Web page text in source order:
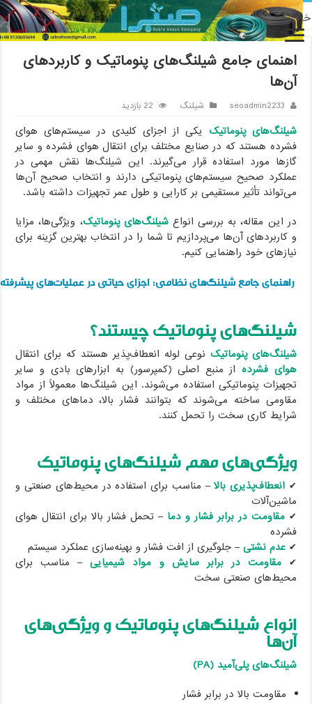
/ شیلنگ / اهنمای جامع شیلنگ‌های پنوماتیک و کاربردهای آن‌ها
اهنمای جامع شیلنگ‌های پنوماتیک و کاربردهای
آن‌ها
seoadmin2233 شیلنگ 22 بازدید
شیلنگ‌های پنوماتیکیکی از اجزای کلیدی در سیستم‌های هوای
فشرده هستند که در صنایع مختلف برای انتقال هوای فشرده و سایر
گازها مورد استفاده قرار می‌گیرند. این شیلنگ‌ها نقش مهمی در
عملکرد صحیح سیستم‌های پنوماتیکی دارند و انتخاب صحیح آن‌ها
می‌تواند تأثیر مستقیمی بر کارایی و طول عمر تجهیزات داشته باشد.
در این مقاله، به بررسی انواعشیلنگ‌های پنوماتیک، ویژگی‌ها، مزایا
و کاربردهای آن‌ها می‌پردازیم تا شما را در انتخاب بهترین گزینه برای
نیازهای خود راهنمایی کنیم.
راهنمای جامع شیلنگ‌های نظامی: اجزای حیاتی در عملیات‌های پیشرفته
شیلنگ‌های پنوماتیک چیستند؟
شیلنگ‌های پنوماتیکنوعی لوله انعطاف‌پذیر هستند که برای انتقال
هوای فشردهاز منبع اصلی (کمپرسور) به ابزارهای بادی و سایر
تجهیزات پنوماتیکی استفاده می‌شوند. این شیلنگ‌ها معمولاً از مواد
مقاومی ساخته می‌شوند که بتوانند فشار بالا، دماهای مختلف و
شرایط کاری سخت را تحمل کنند.
ویژگی‌های مهم شیلنگ‌های پنوماتیک
✔انعطاف‌پذیری بالا– مناسب برای استفاده در محیط‌های صنعتی و
ماشین‌آلات
✔مقاومت در برابر فشار و دما– تحمل فشار بالا برای انتقال هوای
فشرده
✔عدم نشتی– جلوگیری از افت فشار و بهینه‌سازی عملکرد سیستم
✔مقاومت در برابر سایش و مواد شیمیایی– مناسب برای
محیط‌های صنعتی سخت
انواع شیلنگ‌های پنوماتیک و ویژگی‌های
آن‌ها
شیلنگ‌های پلی‌آمید (PA)
مقاومت بالا در برابر فشار